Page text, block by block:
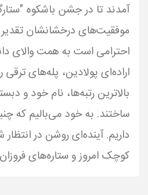
آمدند تا در جشن باشکوه
موفقیت‌های درخشانشان
احترامی است به همت والای
اراده‌ای پولادین، پله‌های
بالاترین رتبه‌ها، نام خود و
ساختند. به خود می‌بالیم که
داریم. آینده‌ای روشن در
کوچک امروز و ستاره‌های